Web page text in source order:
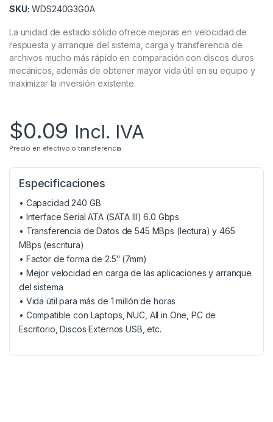
SKU: WDS240G3G0A
La unidad de estado sólido ofrece mejoras en velocidad de
respuesta y arranque del sistema, carga y transferencia de
archivos mucho más rápido en comparación con discos duros
mecánicos, además de obtener mayor vida útil en su equipo y
maximizar la inversión existente.
$0.09 Incl. IVA
Precio en efectivo o transferencia
Especificaciones
• Capacidad 240 GB
• Interface Serial ATA (SATA III) 6.0 Gbps
• Transferencia de Datos de 545 MBps (lectura) y 465
MBps (escritura)
• Factor de forma de 2.5″ (7mm)
• Mejor velocidad en carga de las aplicaciones y arranque
del sistema
• Vida útil para más de 1 millón de horas
• Compatible con Laptops, NUC, All in One, PC de
Escritorio, Discos Externos USB, etc.